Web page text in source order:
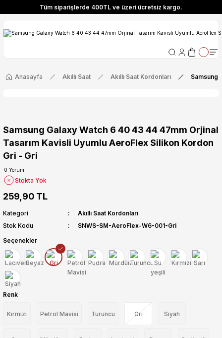
Tüm siparişlerde 400TL ve üzeri ücretsiz kargo.
Özel! YENI10 koduyla 400 TL ve üzeri alışverişlerinizde %10 indirim
Tüm siparişlerde 400TL ve üzeri ücretsiz kargo.
Özel! YENI10 koduyla 400 TL ve üzeri alışverişlerinizde %10 indirim
Anasayfa Akıllı Saat Akıllı Saat Kordonları Samsung
Samsung Galaxy Watch 6 40 43 44 47mm Orjinal
Tasarım Kavisli Uyumlu AeroFlex Silikon Kordon
Gri - Gri
0 Yorum
Stokta Yok
259,90 TL
Kategori
Akıllı Saat Kordonları
Stok Kodu
SNWS-SM-AeroFlex-W6-001-Gri
Seçenekler
Renk
Kırmızı Petrol Mavisi Turuncu Gri Siyah